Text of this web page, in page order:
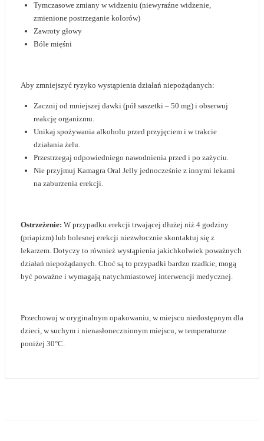
Tymczasowe zmiany w widzeniu (niewyraźne widzenie,
zmienione postrzeganie kolorów)
Zawroty głowy
Bóle mięśni
Aby zmniejszyć ryzyko wystąpienia działań niepożądanych:
Zacznij od mniejszej dawki (pół saszetki – 50 mg) i obserwuj
reakcję organizmu.
Unikaj spożywania alkoholu przed przyjęciem i w trakcie
działania żelu.
Przestrzegaj odpowiedniego nawodnienia przed i po zażyciu.
Nie przyjmuj Kamagra Oral Jelly jednocześnie z innymi lekami
na zaburzenia erekcji.
Ostrzeżenie: W przypadku erekcji trwającej dłużej niż 4 godziny
(priapizm) lub bolesnej erekcji niezwłocznie skontaktuj się z
lekarzem. Dotyczy to również wystąpienia jakichkolwiek poważnych
działań niepożądanych. Choć są to przypadki bardzo rzadkie, mogą
być poważne i wymagają natychmiastowej interwencji medycznej.
Przechowuj w oryginalnym opakowaniu, w miejscu niedostępnym dla
dzieci, w suchym i nienasłonecznionym miejscu, w temperaturze
poniżej 30°C.